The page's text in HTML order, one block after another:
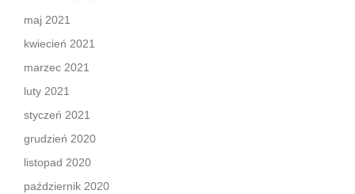
maj 2021
kwiecień 2021
marzec 2021
luty 2021
styczeń 2021
grudzień 2020
listopad 2020
październik 2020